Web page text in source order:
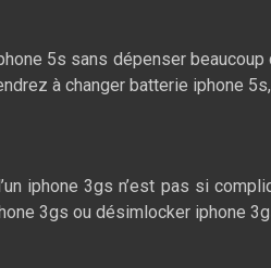
5s sans dépenser
à changer batterie iphone
iphone 3gs n’est pas si
3gs ou désimlocker iphone